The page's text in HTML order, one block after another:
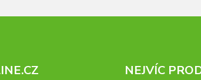
NEJVÍC